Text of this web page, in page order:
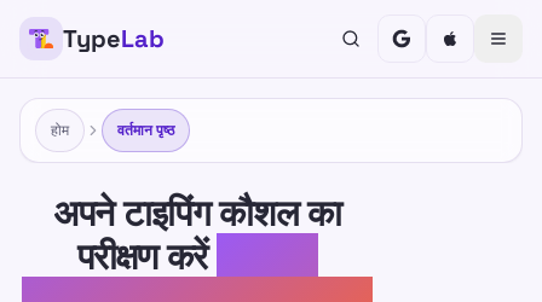
TypeLab
होम वर्तमान पृष्ठ
अपने टाइपिंग कौशल का
परीक्षण करें